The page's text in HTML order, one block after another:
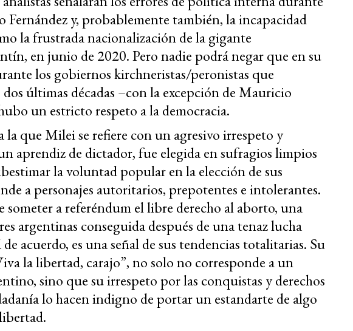
y, probablemente también, la incapacidad
la frustrada nacionalización de la gigante
en junio de 2020. Pero nadie podrá negar que en su
los gobiernos kirchneristas/peronistas que
últimas décadas –con la excepción de Mauricio
un estricto respeto a la democracia.
la que Milei se refiere con un agresivo irrespeto y
aprendiz de dictador, fue elegida en sufragios limpios
la voluntad popular en la elección de sus
a personajes autoritarios, prepotentes e intolerantes.
a referéndum el libre derecho al aborto, una
argentinas conseguida después de una tenaz lucha
acuerdo, es una señal de sus tendencias totalitarias. Su
la libertad, carajo”, no solo no corresponde a un
sino que su irrespeto por las conquistas y derechos
lo hacen indigno de portar un estandarte de algo